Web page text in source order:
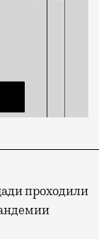
проходили